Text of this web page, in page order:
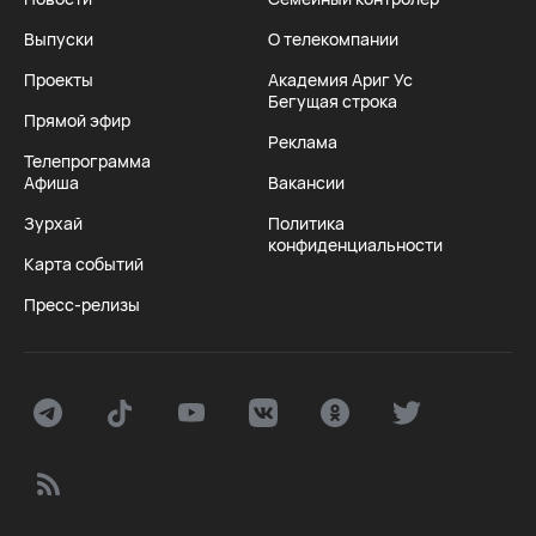
Выпуски
Проекты
Прямой эфир
Телепрограмма
Афиша
Зурхай
Карта событий
Пресс-релизы
О телекомпании
Академия Ариг Ус
Бегущая строка
Реклама
Вакансии
Политика
конфиденциальности